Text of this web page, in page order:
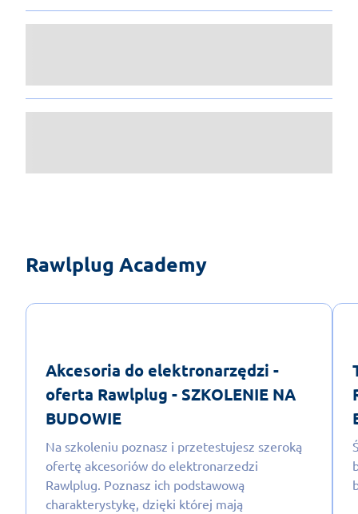
Rawlplug Academy
Akcesoria do elektronarzędzi -
oferta Rawlplug - SZKOLENIE NA
BUDOWIE
Na szkoleniu poznasz i przetestujesz szeroką
ofertę akcesoriów do elektronarzedzi
Rawlplug. Poznasz ich podstawową
charakterystykę, dzięki której mają